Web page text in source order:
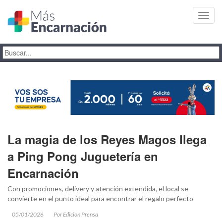
La magia de los Reyes Magos llega
a Ping Pong Juguetería en
Encarnación
Con promociones, delivery y atención extendida, el local se
convierte en el punto ideal para encontrar el regalo perfecto
05/01/2026 Por Edicion Prensa